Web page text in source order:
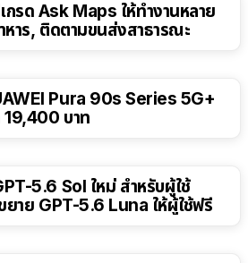
รด Ask Maps ให้ทำงานหลาย
หาร, ติดตามขนส่งสาธารณะ
Pura 90s Series 5G+
บาท
5.6 Sol ใหม่ สำหรับผู้ใช้
ยาย GPT-5.6 Luna ให้ผู้ใช้ฟรี